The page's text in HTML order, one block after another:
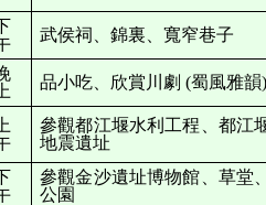
武侯祠、錦裏、寬窄巷子
上
品小吃、欣賞川劇(蜀風雅韻)
上
參觀都江堰水利工程、都江
地震遺址
參觀金沙遺址博物館、草堂
公園